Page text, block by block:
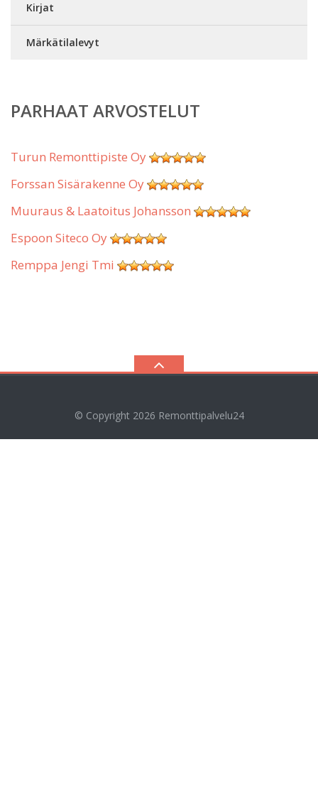
Kirjat
Märkätilalevyt
PARHAAT ARVOSTELUT
Turun Remonttipiste Oy
Forssan Sisärakenne Oy
Muuraus & Laatoitus Johansson
Espoon Siteco Oy
Remppa Jengi Tmi
© Copyright 2026 Remonttipalvelu24